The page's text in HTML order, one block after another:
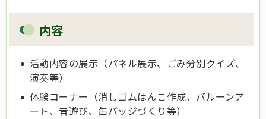
内容
活動内容の展示（パネル展示、ごみ分別クイズ、
演奏等）
体験コーナー（消しゴムはんこ作成、バルーンア
ート、昔遊び、缶バッジづくり等）